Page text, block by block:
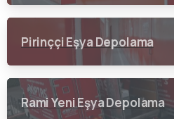
Pirinççi Eşya Depolama
Rami Yeni Eşya Depolama